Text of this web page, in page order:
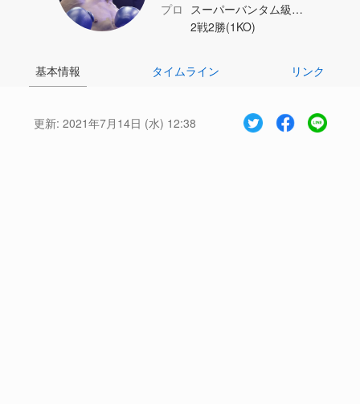
プロ スーパーバンタム級…
2戦2勝(1KO)
基本情報 タイムライン リンク
更新: 2021年7月14日 (水) 12:38